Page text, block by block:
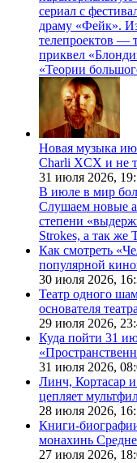
сериал с
драму «Фейк».
телепроектов —
приквел
«Теории
Новая музыка
Charli XCX и не
31 июля 2026,
В июле в мир
Слушаем новые
степени
Strokes, а так же
Как смотреть
популярной
30 июля 2026,
Театр одного
основателя
29 июля 2026,
Куда пойти 31
31 июля 2026,
Линч, Кортасар
цепляет
28 июля 2026,
Книги-
монахинь
27 июля 2026,